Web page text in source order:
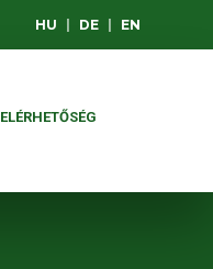
HU DE EN
ELÉRHETŐSÉG